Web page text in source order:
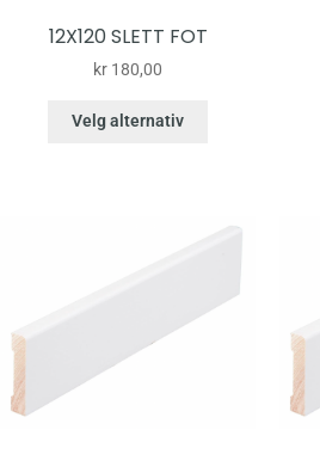
12X120 SLETT FOT
kr 180,00
Velg alternativ